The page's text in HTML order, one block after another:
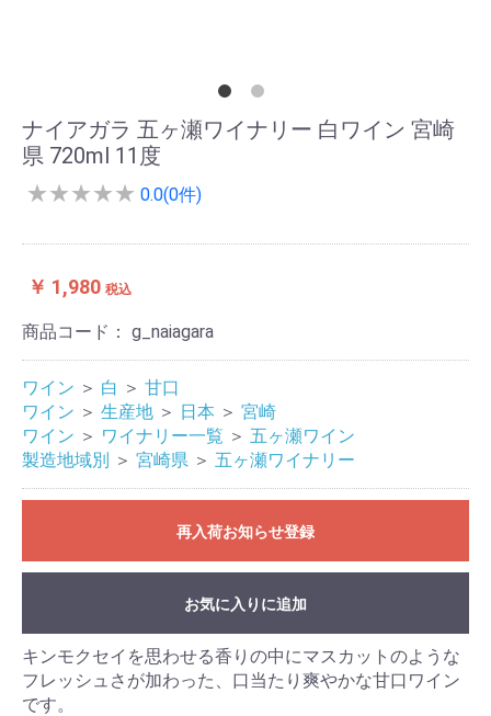
ナイアガラ 五ヶ瀬ワイナリー 白ワイン 宮崎
県 720ml 11度
★★★★★ 0.0(0件)
￥ 1,980税込
商品コード： g_naiagara
ワイン ＞ 白 ＞ 甘口
ワイン ＞ 生産地 ＞ 日本 ＞ 宮崎
ワイン ＞ ワイナリー一覧 ＞ 五ヶ瀬ワイン
製造地域別 ＞ 宮崎県 ＞ 五ヶ瀬ワイナリー
再入荷お知らせ登録
お気に入りに追加
キンモクセイを思わせる香りの中にマスカットのような
フレッシュさが加わった、口当たり爽やかな甘口ワイン
です。